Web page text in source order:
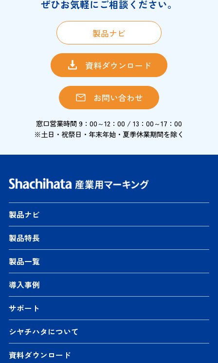
ぜひお気軽にご相談ください。
製品ナビ
資料ダウンロード
お問い合わせ
窓口営業時間 9：00～12：00 / 13：00～17：00
※土日・祝祭日・年末年始・夏季休業期間を除く
製品ナビ
製品特長
製品一覧
導入事例
サポート
シヤチハタについて
資料ダウンロード